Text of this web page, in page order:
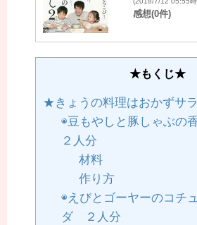
感想(0件)
★もくじ★
★きょうの料理はおかずサ
◉豆もやしと豚しゃぶ
２人分
材料
作り方
◉えびとゴーヤーのコチ
ダ ２人分